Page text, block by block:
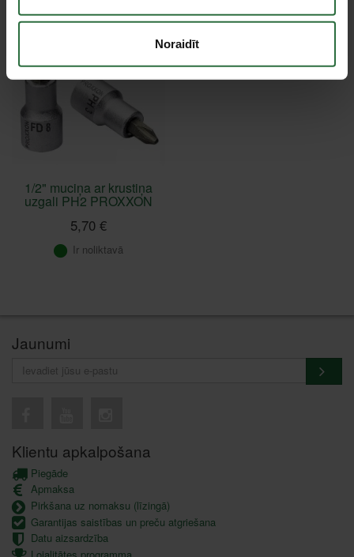
Noraidīt
1/2" muciņa ar krustiņa
uzgali PH2 PROXXON
5,70 €
Ir noliktavā
Jaunumi
Klientu apkalpošana
Piegāde
Apmaksa
Pirkšana uz nomaksu (līzingā)
Garantijas saistības un preču atgriešana
Datu aizsardzība